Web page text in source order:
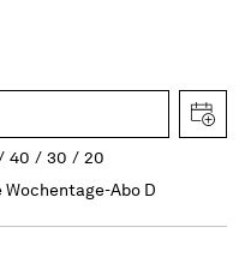
40 30
20
Wochentage-Abo D